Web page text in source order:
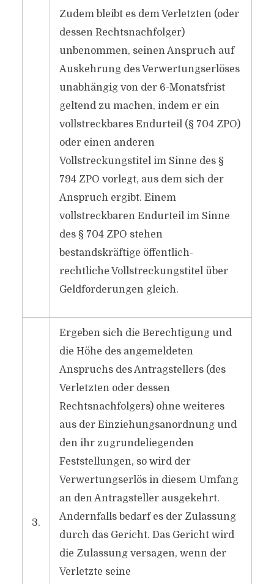
Zudem bleibt es dem Verletzten (oder
dessen Rechtsnachfolger)
unbenommen, seinen Anspruch auf
Auskehrung des Verwertungserlöses
unabhängig von der 6-Monatsfrist
geltend zu machen, indem er ein
vollstreckbares Endurteil (§ 704 ZPO)
oder einen anderen
Vollstreckungstitel im Sinne des §
794 ZPO vorlegt, aus dem sich der
Anspruch ergibt. Einem
vollstreckbaren Endurteil im Sinne
des § 704 ZPO stehen
bestandskräftige öffentlich-
rechtliche Vollstreckungstitel über
Geldforderungen gleich.
3.
Ergeben sich die Berechtigung und
die Höhe des angemeldeten
Anspruchs des Antragstellers (des
Verletzten oder dessen
Rechtsnachfolgers) ohne weiteres
aus der Einziehungsanordnung und
den ihr zugrundeliegenden
Feststellungen, so wird der
Verwertungserlös in diesem Umfang
an den Antragsteller ausgekehrt.
Andernfalls bedarf es der Zulassung
durch das Gericht. Das Gericht wird
die Zulassung versagen, wenn der
Verletzte seine